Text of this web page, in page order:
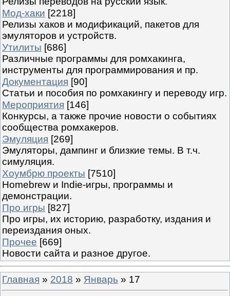
Мод-хаки [2218]
Релизы хаков и модификаций, пакетов для
эмуляторов и устройств.
Утилиты [686]
Различные программы для ромхакинга,
инструменты для программирования и пр.
Документация [90]
Статьи и пособия по ромхакингу и переводу игр.
Мероприятия [146]
Конкурсы, а также прочие новости о событиях
сообщества ромхакеров.
Эмуляция [269]
Эмуляторы, дампинг и близкие темы. В т.ч.
симуляция.
Хоумбрю проекты [7510]
Homebrew и Indie-игры, программы и
демонстрации.
Про игры [827]
Про игры, их историю, разработку, издания и
переиздания оных.
Прочее [669]
Новости сайта и разное другое.
Главная » 2018 » Январь » 17